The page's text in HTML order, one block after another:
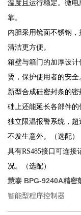
温度且运行稳定 。微电
靠。
内胆采用镜面不锈钢
清洁更方便。
箱壁与箱门的加厚设
烫，保护使用者的安全
新型合成硅密封条的
础上还能延长各部件的
独立限温报警系统，
不发生意外。（选配）
具有RS485接口可连接
况。（选配）
慧泰 BPG-9240A精密
智能型程序控制器